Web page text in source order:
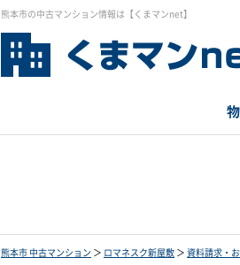
熊本市の中古マンション情報は【くまマンnet】
熊本市 中古マンション ＞ ロマネスク新屋敷 ＞ 資料請求・